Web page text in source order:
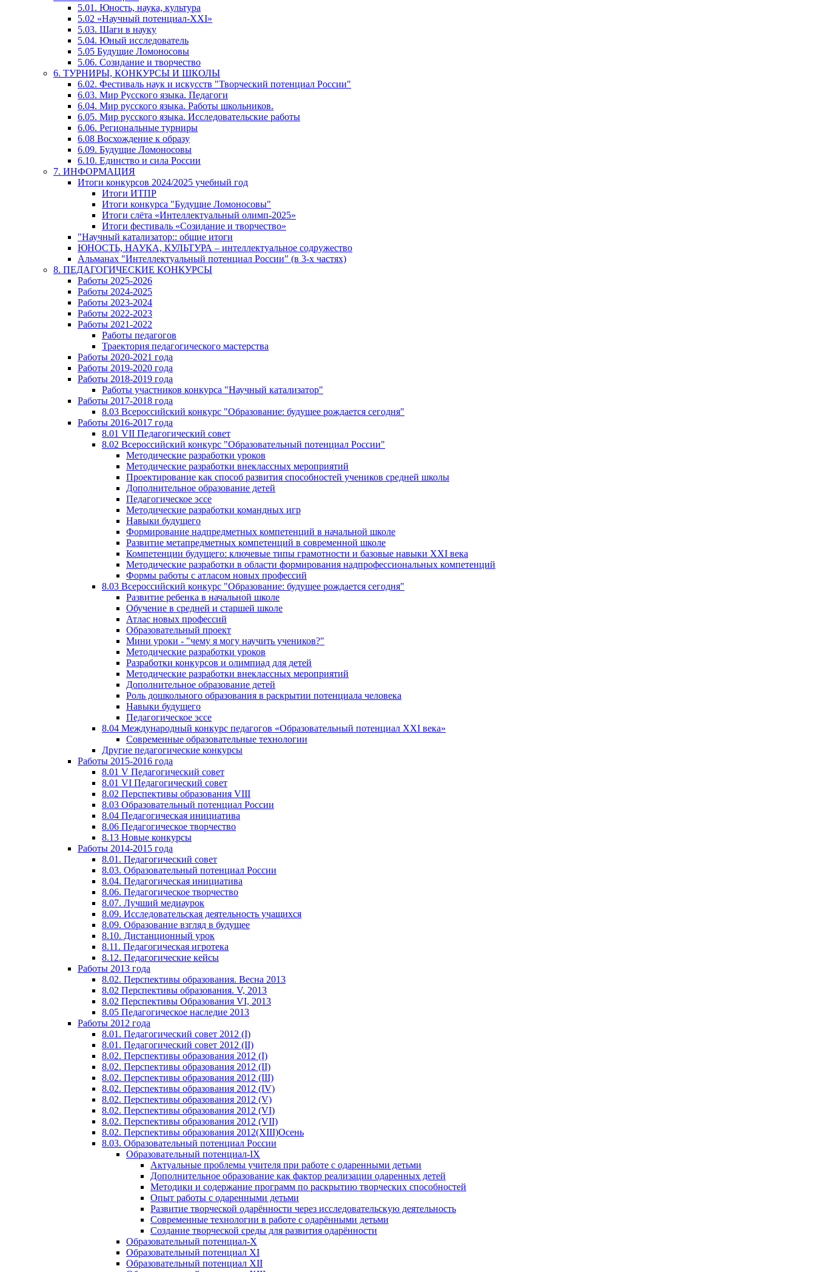
5.01. Юность, наука, культура
5.02 «Научный потенциал-XXI»
5.03. Шаги в науку
5.04. Юный исследователь
5.05 Будущие Ломоносовы
5.06. Созидание и творчество
6. ТУРНИРЫ, КОНКУРСЫ И ШКОЛЫ
6.02. Фестиваль наук и искусств "Творческий потенциал России"
6.03. Мир Русского языка. Педагоги
6.04. Мир русского языка. Работы школьников.
6.05. Мир русского языка. Исследовательские работы
6.06. Региональные турниры
6.08 Восхождение к образу
6.09. Будущие Ломоносовы
6.10. Единство и сила России
7. ИНФОРМАЦИЯ
Итоги конкурсов 2024/2025 учебный год
Итоги ИТПР
Итоги конкурса "Будущие Ломоносовы"
Итоги слёта «Интеллектуальный олимп-2025»
Итоги фестиваль «Созидание и творчество»
"Научный катализатор:: общие итоги
ЮНОСТЬ, НАУКА, КУЛЬТУРА – интеллектуальное содружество
Альманах "Интеллектуальный потенциал России" (в 3-х частях)
8. ПЕДАГОГИЧЕСКИЕ КОНКУРСЫ
Работы 2025-2026
Работы 2024-2025
Работы 2023-2024
Работы 2022-2023
Работы 2021-2022
Работы педагогов
Траектория педагогического мастерства
Работы 2020-2021 года
Работы 2019-2020 года
Работы 2018-2019 года
Работы участников конкурса "Научный катализатор"
Работы 2017-2018 года
8.03 Всероссийский конкурс "Образование: будущее рождается сегодня"
Работы 2016-2017 года
8.01 VII Педагогический совет
8.02 Всероссийский конкурс "Образовательный потенциал России"
Методические разработки уроков
Методические разработки внеклассных мероприятий
Проектирование как способ развития способностей учеников средней школы
Дополнительное образование детей
Педагогическое эссе
Методические разработки командных игр
Навыки будущего
Формирование надпредметных компетенций в начальной школе
Развитие метапредметных компетенций в современной школе
Компетенции будущего: ключевые типы грамотности и базовые навыки XXI века
Методические разработки в области формирования надпрофессиональных компетенций
Формы работы с атласом новых профессий
8.03 Всероссийский конкурс "Образование: будущее рождается сегодня"
Развитие ребенка в начальной школе
Обучение в средней и старшей школе
Атлас новых профессий
Образовательный проект
Мини уроки - "чему я могу научить учеников?"
Методические разработки уроков
Разработки конкурсов и олимпиад для детей
Методические разработки внеклассных мероприятий
Дополнительное образование детей
Роль дошкольного образования в раскрытии потенциала человека
Навыки будущего
Педагогическое эссе
8.04 Международный конкурс педагогов «Образовательный потенциал XXI века»
Современные образовательные технологии
Другие педагогические конкурсы
Работы 2015-2016 года
8.01 V Педагогический совет
8.01 VI Педагогический совет
8.02 Перспективы образования VIII
8.03 Образовательный потенциал России
8.04 Педагогическая инициатива
8.06 Педагогическое творчество
8.13 Новые конкурсы
Работы 2014-2015 года
8.01. Педагогический совет
8.03. Образовательный потенциал России
8.04. Педагогическая инициатива
8.06. Педагогическое творчество
8.07. Лучший медиаурок
8.09. Исследовательская деятельность учащихся
8.09. Образование взгляд в будущее
8.10. Дистанционный урок
8.11. Педагогическая игротека
8.12. Педагогические кейсы
Работы 2013 года
8.02. Перспективы образования. Весна 2013
8.02 Перспективы образования. V, 2013
8.02 Перспективы Образования VI, 2013
8.05 Педагогическое наследие 2013
Работы 2012 года
8.01. Педагогический совет 2012 (I)
8.01. Педагогический совет 2012 (II)
8.02. Перспективы образования 2012 (I)
8.02. Перспективы образования 2012 (II)
8.02. Перспективы образования 2012 (III)
8.02. Перспективы образования 2012 (IV)
8.02. Перспективы образования 2012 (V)
8.02. Перспективы образования 2012 (VI)
8.02. Перспективы образования 2012 (VII)
8.02. Перспективы образования 2012(XIII)Осень
8.03. Образовательный потенциал России
Образовательный потенциал-IX
Актуальные проблемы учителя при работе с одаренными детьми
Дополнительное образование как фактор реализации одаренных детей
Методики и содержание программ по раскрытию творческих способностей
Опыт работы с одаренными детьми
Развитие творческой одарённости через исследовательскую деятельность
Современные технологии в работе с одарёнными детьми
Создание творческой среды для развития одарённости
Образовательный потенциал-X
Образовательный потенциал XI
Образовательный потенциал XII